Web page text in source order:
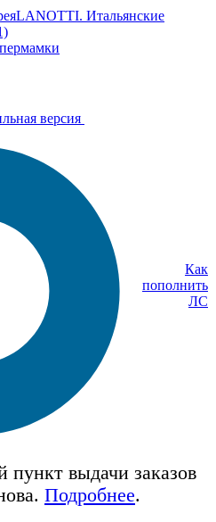
LANOTTI. Итальянские
версия
Как
пополнить
ЛС
выдачи заказов
Подробнее.